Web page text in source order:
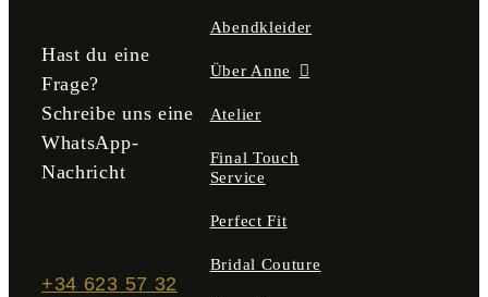
werden
Hast du eine
Frage?
Schreibe uns eine
WhatsApp-
Nachricht
+34 623 57 32
Abendkleider
Über Anne
Atelier
Final Touch
Service
Perfect Fit
Bridal Couture